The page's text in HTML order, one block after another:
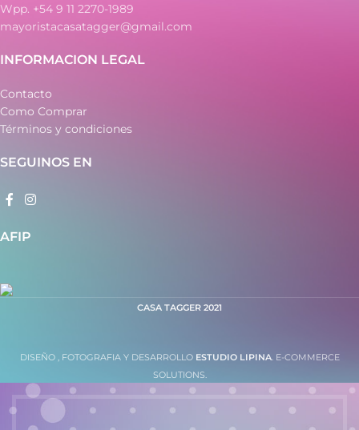
Wpp. +54 9 11 2270-1989
mayoristacasatagger@gmail.com
INFORMACION LEGAL
Contacto
Como Comprar
Términos y condiciones
SEGUINOS EN
AFIP
CASA TAGGER 2021
DISEÑO , FOTOGRAFIA Y DESARROLLO ESTUDIO LIPINA. E-COMMERCE
SOLUTIONS.